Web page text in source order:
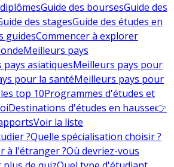
Guide des boursesGuide des
des stagesGuide des études en
guidesCommencer à explorer
Meilleurs pays
pays asiatiquesMeilleurs pays pour
pour la santéMeilleurs pays pour
top 10Programmes d'études et
Destinations d'études en hausse👉
Voir la liste
?Quelle spécialisation choisir ?
à l'étranger ?Où devriez-vous